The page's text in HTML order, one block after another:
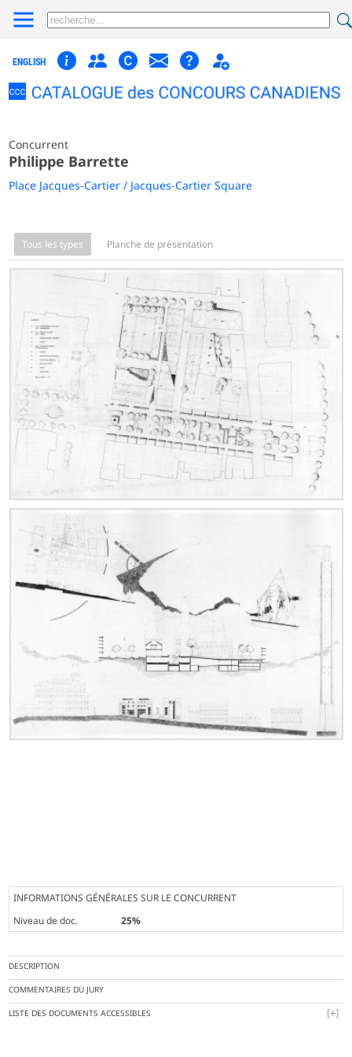
ENGLISH
Concurrent
Philippe Barrette
Place Jacques-Cartier / Jacques-Cartier Square
Tous les types Planche de présentation
INFORMATIONS GÉNÉRALES SUR LE CONCURRENT
Niveau de doc.
25%
DESCRIPTION
COMMENTAIRES DU JURY
LISTE DES DOCUMENTS ACCESSIBLES